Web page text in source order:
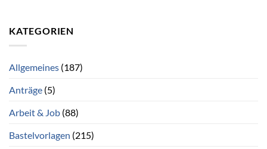
KATEGORIEN
Allgemeines (187)
Anträge (5)
Arbeit & Job (88)
Bastelvorlagen (215)